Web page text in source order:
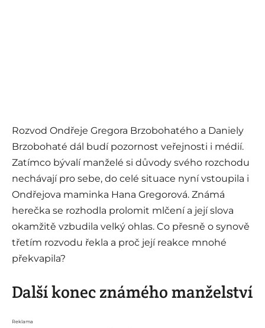
Rozvod Ondřeje Gregora Brzobohatého a Daniely
Brzobohaté dál budí pozornost veřejnosti i médií.
Zatímco bývalí manželé si důvody svého rozchodu
nechávají pro sebe, do celé situace nyní vstoupila i
Ondřejova maminka Hana Gregorová. Známá
herečka se rozhodla prolomit mlčení a její slova
okamžitě vzbudila velký ohlas. Co přesně o synově
třetím rozvodu řekla a proč její reakce mnohé
překvapila?
Další konec známého manželství
Reklama